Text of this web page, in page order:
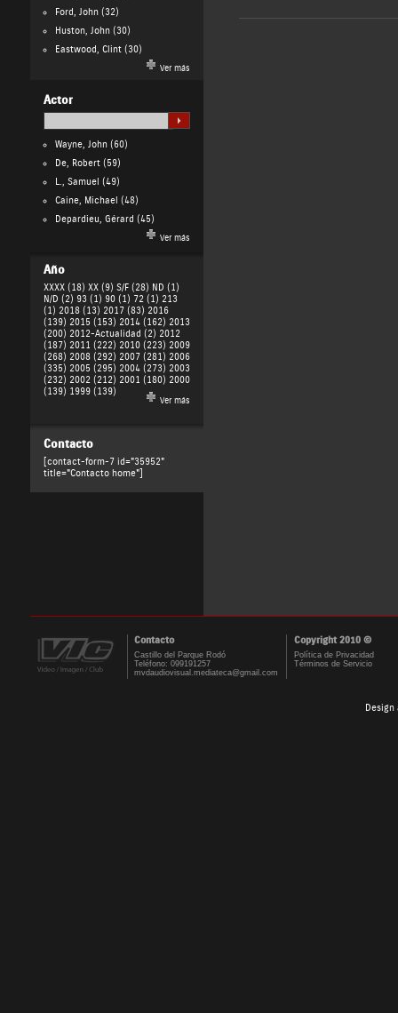
Ford, John(32)
Huston, John(30)
Eastwood, Clint(30)
Ver más
Actor
Wayne, John(60)
De, Robert(59)
L., Samuel (49)
Caine, Michael (48)
Depardieu, Gérard (45)
Ver más
Año
XXXX (18) XX (9) S/F (28) ND (1)
N/D (2) 93 (1) 90 (1) 72 (1) 213
(1) 2018 (13) 2017 (83) 2016
(139) 2015 (153) 2014 (162) 2013
(200) 2012-Actualidad (2) 2012
(187) 2011 (222) 2010 (223) 2009
(268) 2008 (292) 2007 (281) 2006
(335) 2005 (295) 2004 (273) 2003
(232) 2002 (212) 2001 (180) 2000
(139) 1999 (139)
Ver más
Contacto
[contact-form-7 id="35952"
title="Contacto home"]
Contacto Copyright 2010 ©
Castillo del Parque Rodó
Teléfono: 099191257
mvdaudiovisual.mediateca@gmail.com
Política de Privacidad
Términos de Servicio